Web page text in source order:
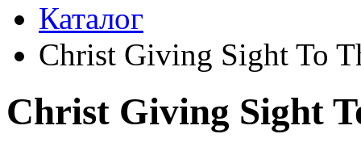
Каталог
Christ Giving Sight To
Christ Giving Sight